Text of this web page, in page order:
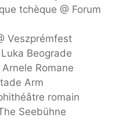
tchèque @ Forum
Veszprémfest
Beograde
Romane
Arm
romain
Seebühne